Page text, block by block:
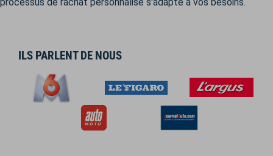
processus de rachat personnalisé s'adapte à vos besoins.
ILS PARLENT DE NOUS